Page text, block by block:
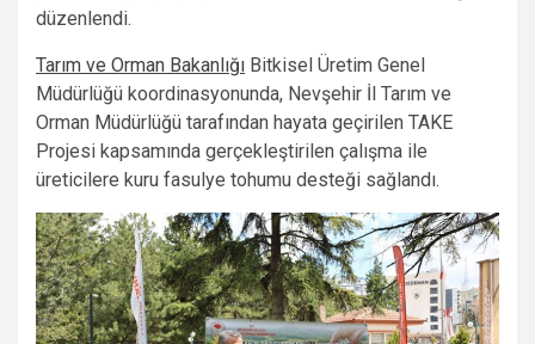
düzenlendi.
Tarım ve Orman Bakanlığı Bitkisel Üretim Genel
Müdürlüğü koordinasyonunda, Nevşehir İl Tarım ve
Orman Müdürlüğü tarafından hayata geçirilen TAKE
Projesi kapsamında gerçekleştirilen çalışma ile
üreticilere kuru fasulye tohumu desteği sağlandı.